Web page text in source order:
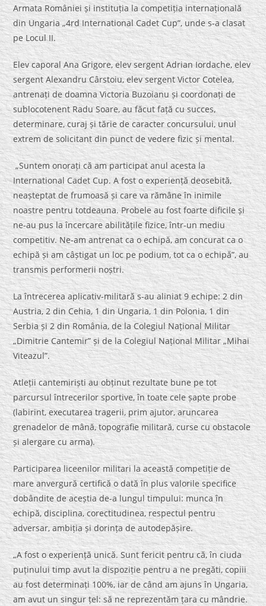
Armata României și instituția la competiția internațională
din Ungaria „4rd International Cadet Cup”, unde s-a clasat
pe Locul II.
Elev caporal Ana Grigore, elev sergent Adrian Iordache, elev
sergent Alexandru Cârstoiu, elev sergent Victor Cotelea,
antrenați de doamna Victoria Buzoianu și coordonați de
sublocotenent Radu Soare, au făcut față cu succes,
determinare, curaj și tărie de caracter concursului, unul
extrem de solicitant din punct de vedere fizic și mental.
„Suntem onorați că am participat anul acesta la
International Cadet Cup. A fost o experiență deosebită,
neașteptat de frumoasă și care va rămâne în inimile
noastre pentru totdeauna. Probele au fost foarte dificile și
ne-au pus la încercare abilitățile fizice, într-un mediu
competitiv. Ne-am antrenat ca o echipă, am concurat ca o
echipă și am câștigat un loc pe podium, tot ca o echipă”, au
transmis performerii noștri.
La întrecerea aplicativ-militară s-au aliniat 9 echipe: 2 din
Austria, 2 din Cehia, 1 din Ungaria, 1 din Polonia, 1 din
Serbia și 2 din România, de la Colegiul Național Militar
„Dimitrie Cantemir” și de la Colegiul Național Militar „Mihai
Viteazul”.
Atleții cantemiriști au obținut rezultate bune pe tot
parcursul întrecerilor sportive, în toate cele șapte probe
(labirint, executarea tragerii, prim ajutor, aruncarea
grenadelor de mână, topografie militară, curse cu obstacole
și alergare cu arma).
Participarea liceenilor militari la această competiție de
mare anvergură certifică o dată în plus valorile specifice
dobândite de aceștia de-a lungul timpului: munca în
echipă, disciplina, corectitudinea, respectul pentru
adversar, ambiția și dorința de autodepășire.
„A fost o experiență unică. Sunt fericit pentru că, în ciuda
puținului timp avut la dispoziție pentru a ne pregăti, copiii
au fost determinați 100%, iar de când am ajuns în Ungaria,
am avut un singur țel: să ne reprezentăm țara cu mândrie.